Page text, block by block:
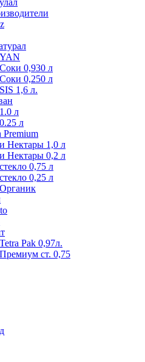
Соки 0,930 л
Соки 0,250 л
1,6 л.
л
л
Нектары 1,0 л
Нектары 0,2 л
0,75 л
0,25 л
Pak 0,97л.
ст. 0,75